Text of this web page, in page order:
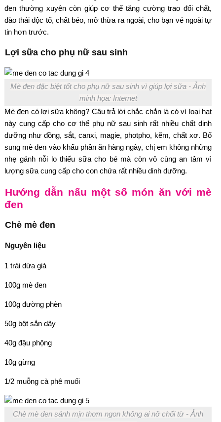
đen thường xuyên còn giúp cơ thể tăng cường trao đổi chất,
đào thải độc tố, chất béo, mỡ thừa ra ngoài, cho bạn vẻ ngoài tự
tin hơn trước.
Lợi sữa cho phụ nữ sau sinh
Mè đen đặc biệt tốt cho phụ nữ sau sinh vì giúp lợi sữa - Ảnh
minh họa: Internet
Mè đen có lợi sữa không? Câu trả lời chắc chắn là có vì loại hạt
này cung cấp cho cơ thể phụ nữ sau sinh rất nhiều chất dinh
dưỡng như đồng, sắt, canxi, magie, photpho, kẽm, chất xơ. Bổ
sung mè đen vào khẩu phần ăn hàng ngày, chị em không những
nhẹ gánh nỗi lo thiếu sữa cho bé mà còn vô cùng an tâm vì
lượng sữa cung cấp cho con chứa rất nhiều dinh dưỡng.
Hướng dẫn nấu một số món ăn với mè
đen
Chè mè đen
Nguyên liệu
1 trái dừa già
100g mè đen
100g đường phèn
50g bột sắn dây
40g đậu phộng
10g gừng
1/2 muỗng cà phê muối
Chè mè đen sánh mịn thơm ngon không ai nỡ chối từ - Ảnh